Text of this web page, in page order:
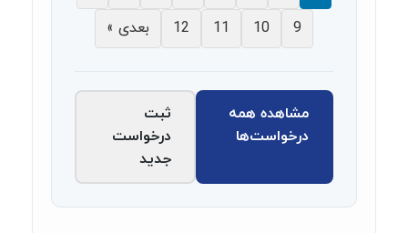
9
10
11
12 بعدی »
مشاهده همه
درخواست‌ها
ثبت
درخواست
جدید